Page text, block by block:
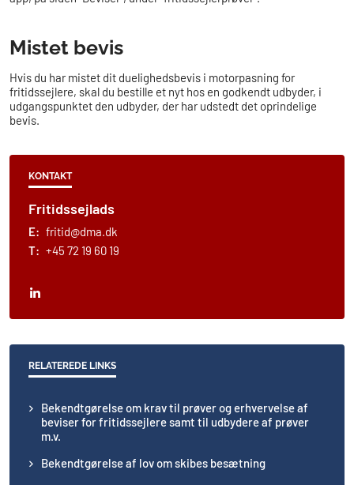
Mistet bevis
Hvis du har mistet dit duelighedsbevis i motorpasning for
fritidssejlere, skal du bestille et nyt hos en godkendt udbyder, i
udgangspunktet den udbyder, der har udstedt det oprindelige
bevis.
KONTAKT
Fritidssejlads
E: fritid@dma.dk
T: +45 72 19 60 19
RELATEREDE LINKS
Bekendtgørelse om krav til prøver og erhvervelse af
beviser for fritidssejlere samt til udbydere af prøver
m.v.
Bekendtgørelse af lov om skibes besætning